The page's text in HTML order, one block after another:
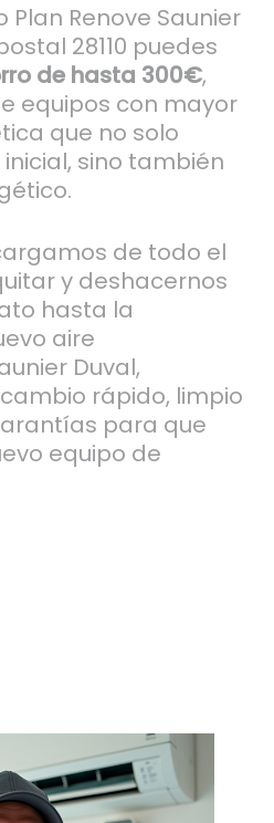
Renove Saunier
28110 puedes
de hasta 300€,
equipos con mayor
que no solo
sino también
de todo el
y deshacernos
hasta la
aire
Duval,
rápido, limpio
para que
equipo de